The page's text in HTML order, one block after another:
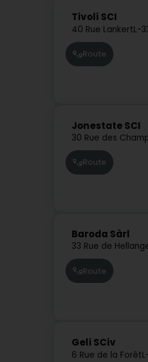
Tivoli SCI
40 Rue LankertL-
Route
Jonestate SCI
30 Rue des
Route
Baroda Sàrl
33 Rue de
Route
Geli SCiv
6 Rue de la Forêt